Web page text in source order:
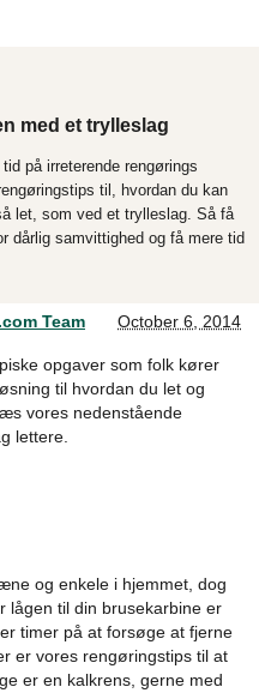
med et trylleslag
på irreterende rengørings
til, hvordan du kan
let, som ved et trylleslag. Så få
dårlig samvittighed og få mere tid
Team October 6, 2014
opgaver som folk kører
til hvordan du let og
vores nedenstående
lettere.
og enkele i hjemmet, dog
lågen til din brusekarbine er
timer på at forsøge at fjerne
er vores rengøringstips til at
er en kalkrens, gerne med